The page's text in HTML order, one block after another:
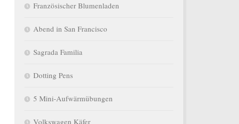
Französischer Blumenladen
Abend in San Francisco
Sagrada Familia
Dotting Pens
5 Mini-Aufwärmübungen
Volkswagen Käfer